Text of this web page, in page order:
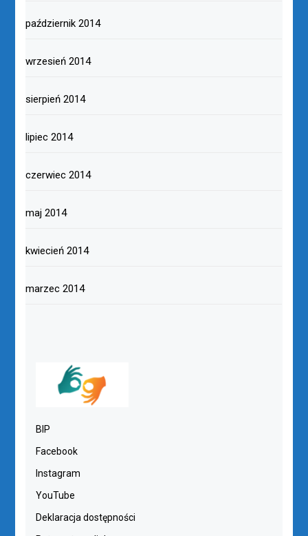
październik 2014
wrzesień 2014
sierpień 2014
lipiec 2014
czerwiec 2014
maj 2014
kwiecień 2014
marzec 2014
BIP
Facebook
Instagram
YouTube
Deklaracja dostępności